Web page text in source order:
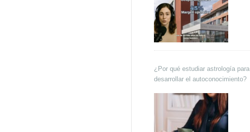
¿Por qué estudiar astrología para
desarrollar el autoconocimiento?